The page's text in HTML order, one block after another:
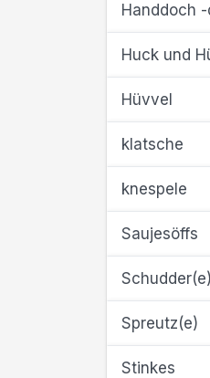
Handdoch
Huck und
Hüvvel
klatsche
knespele
Saujesöffs
Schudder(e)
Spreutz(e)
Stinkes